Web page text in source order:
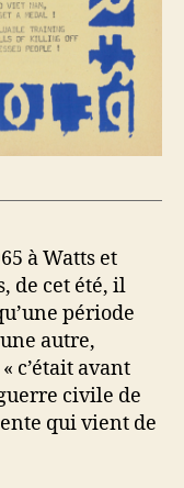
à Watts et
de cet été, il
période
autre,
c’était avant
civile de
qui vient de